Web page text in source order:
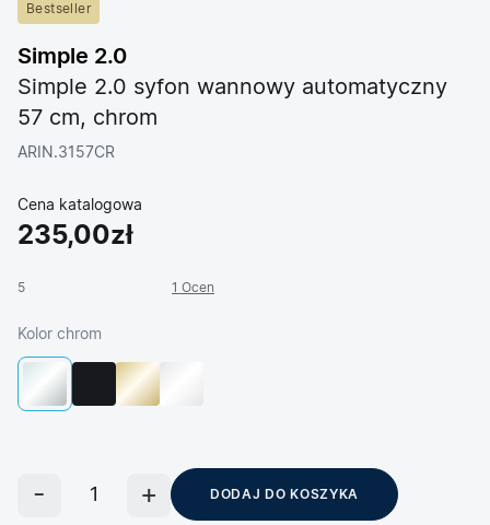
Bestseller
Simple 2.0
Simple 2.0 syfon wannowy automatyczny
57 cm, chrom
ARIN.3157CR
Cena katalogowa
235,00zł
5 1 Ocen
Kolor chrom
DODAJ DO KOSZYKA